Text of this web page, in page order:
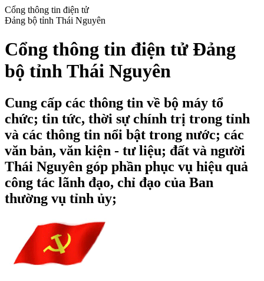
Cổng thông tin điện tử
Đảng bộ tỉnh Thái Nguyên
Cổng thông tin điện tử Đảng
bộ tỉnh Thái Nguyên
Cung cấp các thông tin về bộ máy tổ
chức; tin tức, thời sự chính trị trong tỉnh
và các thông tin nổi bật trong nước; các
văn bản, văn kiện - tư liệu; đất và người
Thái Nguyên góp phần phục vụ hiệu quả
công tác lãnh đạo, chỉ đạo của Ban
thường vụ tỉnh ủy;